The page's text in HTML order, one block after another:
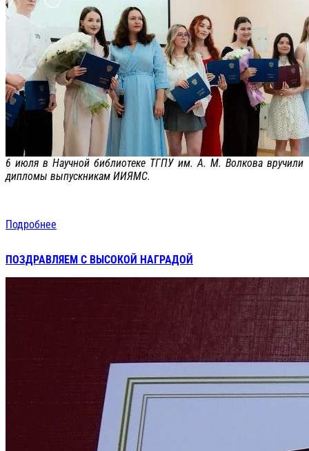
6 июля в Научной библиотеке ТГПУ им. А. М. Волкова вручили
дипломы выпускникам ИИЯМС.
Подробнее
ПОЗДРАВЛЯЕМ С ВЫСОКОЙ НАГРАДОЙ